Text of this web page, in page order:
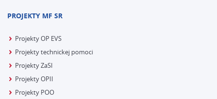
PROJEKTY MF SR
Projekty OP EVS
Projekty technickej pomoci
Projekty ZaSI
Projekty OPII
Projekty POO